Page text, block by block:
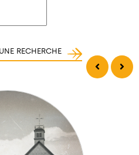
RECHERCHE